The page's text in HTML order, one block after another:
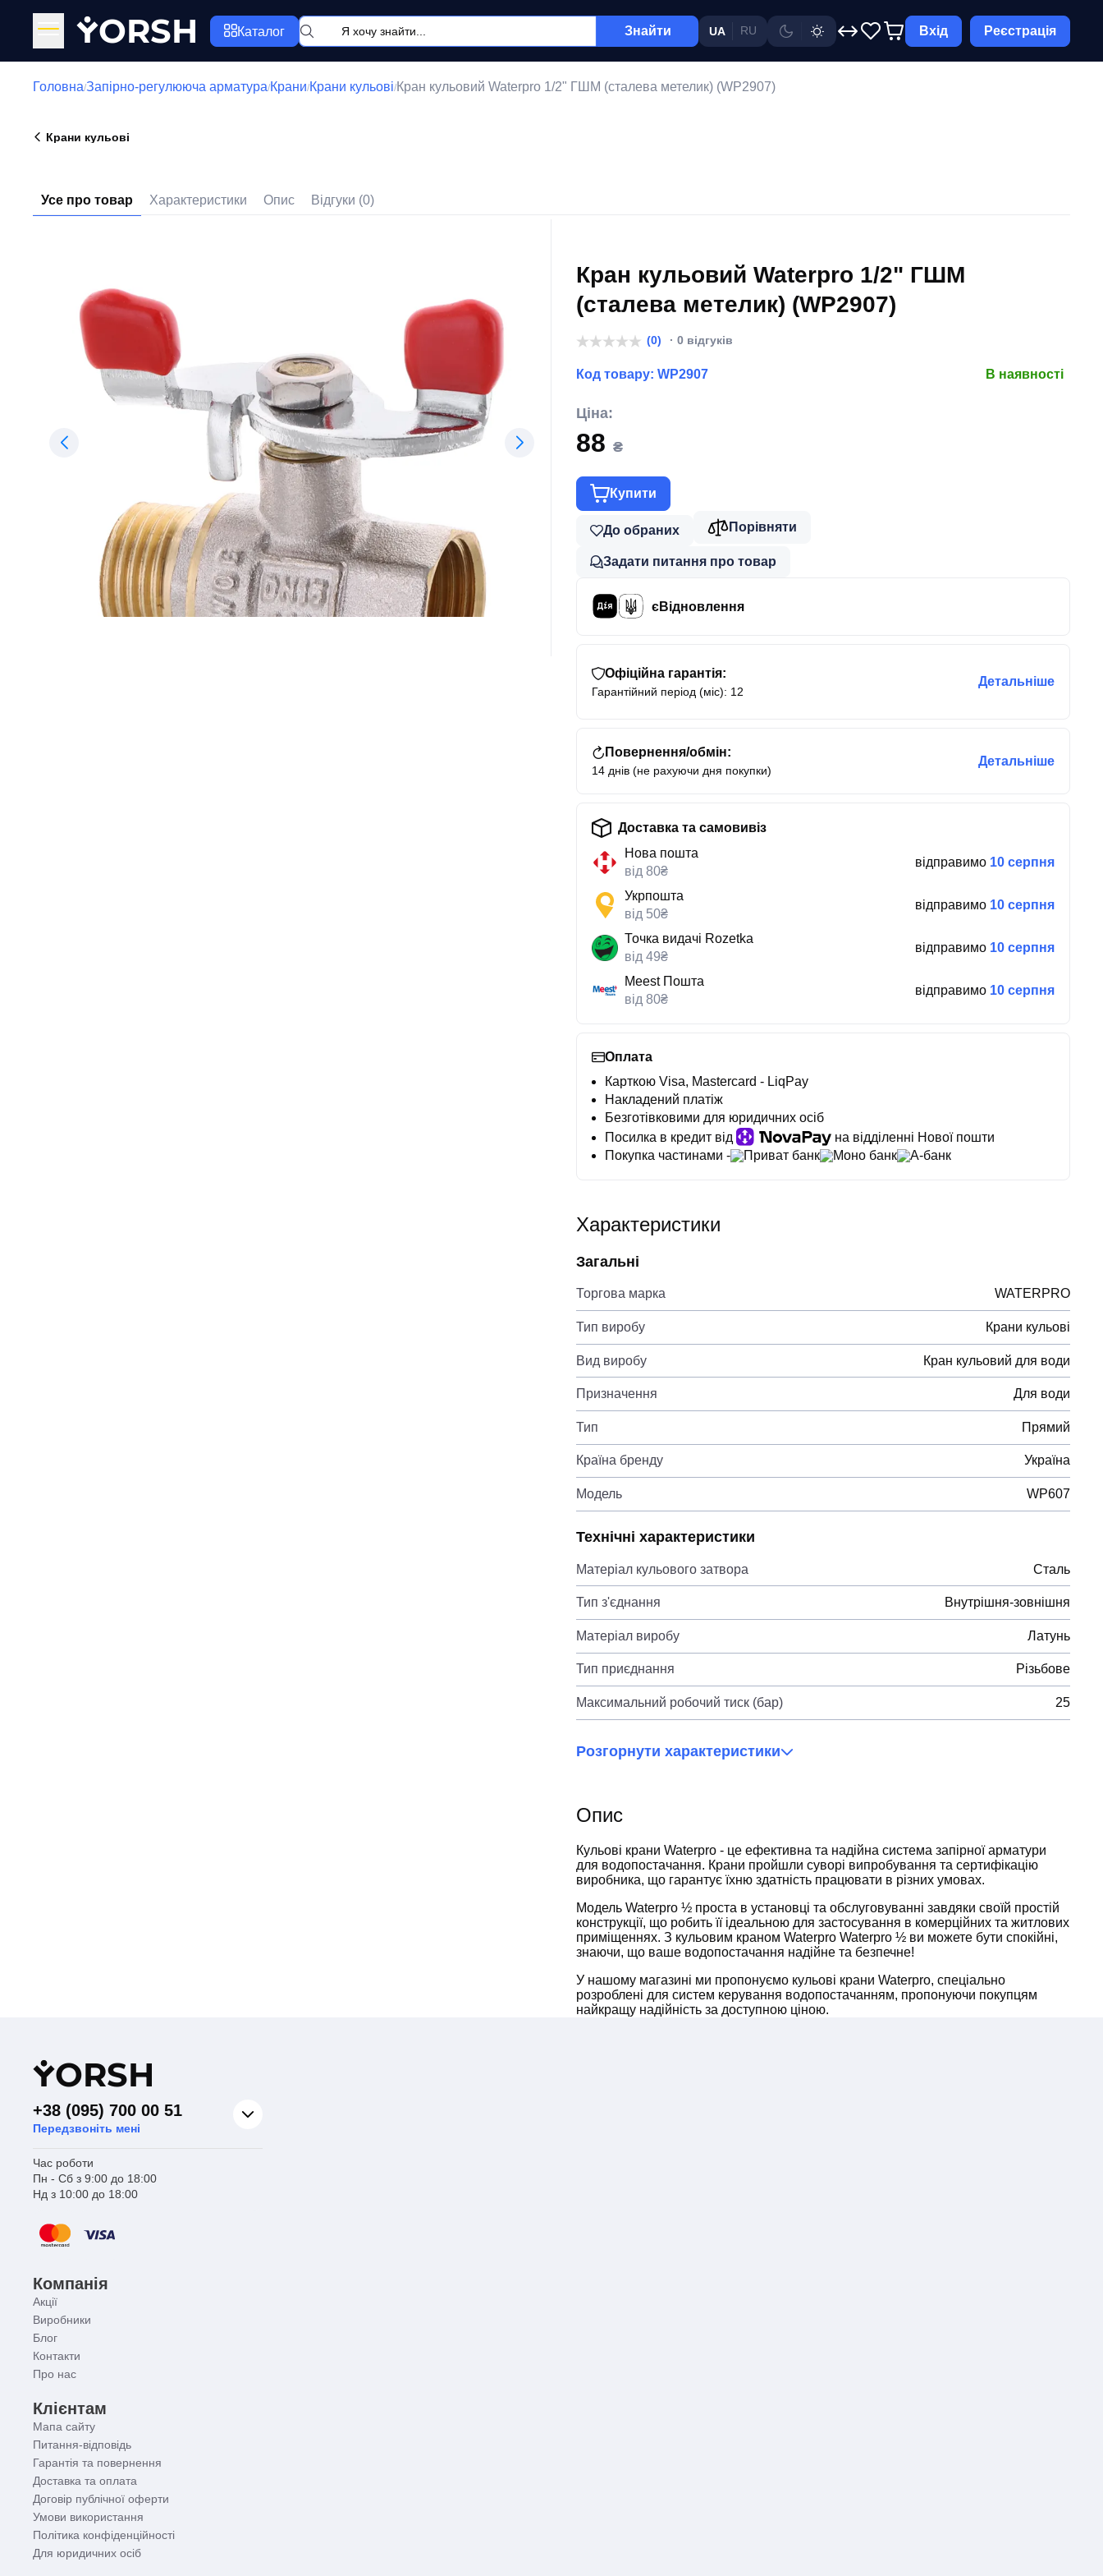
YORSH Каталог Знайти UA RU Вхід Реєстрація
Головна/Запірно-регулююча арматура/Крани/Крани кульові/Кран кульовий Waterpro 1/2" ГШМ (сталева метелик) (WP2907)
Крани кульові
Усе про товар Характеристики Опис Відгуки (0)
Кран кульовий Waterpro 1/2" ГШМ
(сталева метелик) (WP2907)
(0) · 0 відгуків
Код товару: WP2907 В наявності
Ціна:
88 ₴
Купити
До обраних Порівняти
Задати питання про товар
єВідновлення
Офіційна гарантія:
Гарантійний період (міс): 12
Детальніше
Повернення/обмін:
14 днів (не рахуючи дня покупки)
Детальніше
Доставка та самовивіз
Нова пошта
від 80₴
відправимо 10 серпня
Укрпошта
від 50₴
відправимо 10 серпня
Точка видачі Rozetka
від 49₴
відправимо 10 серпня
Meest Пошта
від 80₴
відправимо 10 серпня
Оплата
Карткою Visa, Mastercard - LiqPay
Накладений платіж
Безготівковими для юридичних осіб
Посилка в кредит від
на відділенні Нової пошти
Покупка частинами -
Приват банк Моно банк А-банк
Характеристики
Загальні
Торгова марка WATERPRO
Тип виробу Крани кульові
Вид виробу Кран кульовий для води
Призначення Для води
Тип Прямий
Країна бренду Україна
Модель WP607
Технічні характеристики
Матеріал кульового затвора Сталь
Тип з'єднання Внутрішня-зовнішня
Матеріал виробу Латунь
Тип приєднання Різьбове
Максимальний робочий тиск (бар) 25
Розгорнути характеристики
Опис
Кульові крани Waterpro - це ефективна та надійна система запірної арматури
для водопостачання. Крани пройшли суворі випробування та сертифікацію
виробника, що гарантує їхню здатність працювати в різних умовах.
Модель Waterpro ½ проста в установці та обслуговуванні завдяки своїй простій
конструкції, що робить її ідеальною для застосування в комерційних та житлових
приміщеннях. З кульовим краном Waterpro Waterpro ½ ви можете бути спокійні,
знаючи, що ваше водопостачання надійне та безпечне!
У нашому магазині ми пропонуємо кульові крани Waterpro, спеціально
розроблені для систем керування водопостачанням, пропонуючи покупцям
найкращу надійність за доступною ціною.
YORSH
+38 (095) 700 00 51
Передзвоніть мені
Час роботи
Пн - Сб з 9:00 до 18:00
Нд з 10:00 до 18:00
Компанія
Акції
Виробники
Блог
Контакти
Про нас
Клієнтам
Мапа сайту
Питання-відповідь
Гарантія та повернення
Доставка та оплата
Договір публічної оферти
Умови використання
Політика конфіденційності
Для юридичних осіб